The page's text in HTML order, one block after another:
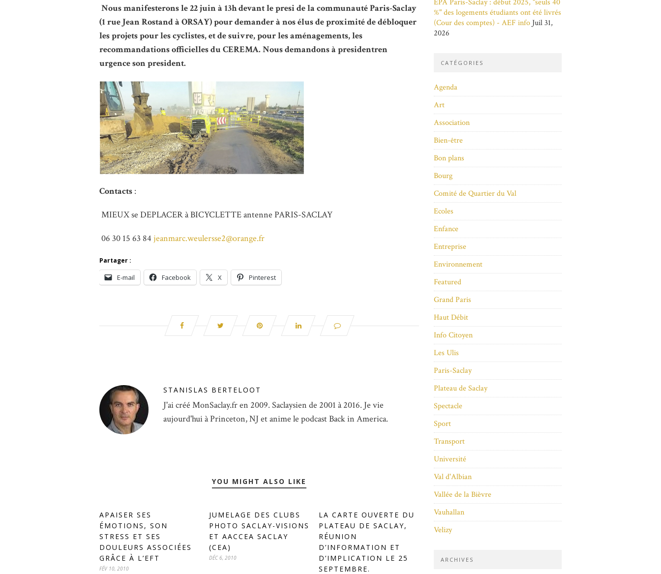
Nous manifesterons le 22 juin à 13h devant le presi de la communauté Paris-Saclay
(1 rue Jean Rostand à ORSAY) pour demander à nos élus de proximité de débloquer
les projets pour les cyclistes, et de suivre, pour les aménagements, les
recommandations officielles du CEREMA. Nous demandons à presidentren
urgence son president.
Contacts :
MIEUX se DEPLACER à BICYCLETTE antenne PARIS-SACLAY
06 30 15 63 84 jeanmarc.weulersse2@orange.fr
Partager :
E-mail Facebook X Pinterest
STANISLAS BERTELOOT
J'ai créé MonSaclay.fr en 2009. Saclaysien de 2001 à 2016. Je vie
aujourd'hui à Princeton, NJ et anime le podcast Back in America.
YOU MIGHT ALSO LIKE
APAISER SES
ÉMOTIONS, SON
STRESS ET SES
DOULEURS ASSOCIÉES
GRÂCE À L’EFT
FÉV 10, 2010
JUMELAGE DES CLUBS
PHOTO SACLAY-VISIONS
ET AACCEA SACLAY
(CEA)
DÉC 6, 2010
LA CARTE OUVERTE DU
PLATEAU DE SACLAY,
RÉUNION
D’INFORMATION ET
D’IMPLICATION LE 25
SEPTEMBRE.
%" des logements étudiants ont été livrés
(Cour des comptes) - AEF info Juil 31,
2026
CATÉGORIES
Agenda
Art
Association
Bien-être
Bon plans
Bourg
Comité de Quartier du Val
Ecoles
Enfance
Entreprise
Environnement
Featured
Grand Paris
Haut Débit
Info Citoyen
Les Ulis
Paris-Saclay
Plateau de Saclay
Spectacle
Sport
Transport
Université
Val d'Albian
Vallée de la Bièvre
Vauhallan
Velizy
ARCHIVES